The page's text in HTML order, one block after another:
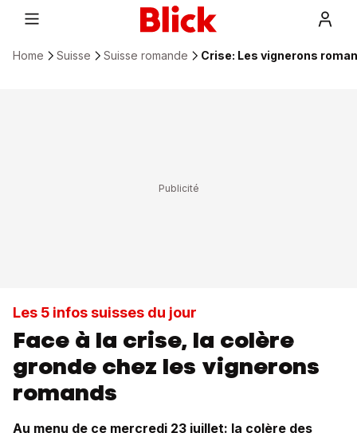
Home Suisse Suisse romande Crise: Les vignerons
Les 5 infos suisses du jour
Face à la crise, la colère
gronde chez les vignerons
romands
Au menu de ce mercredi 23 juillet: la colère des